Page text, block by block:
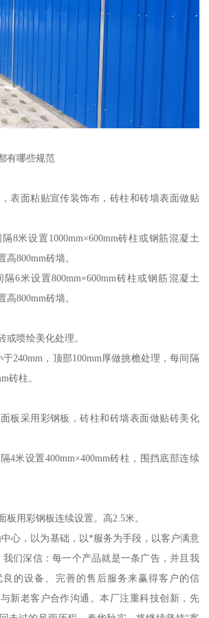
有哪些规范
表面粘贴宣传装饰布，砖柱和砖墙表面做贴
8米设置1000mm×600mm砖柱或钢筋混凝土
800mm砖墙。
6米设置800mm×600mm砖柱或钢筋混凝土
800mm砖墙。
或喷绘美化处理。
240mm，顶部100mm厚做挑檐处理，每间隔
砖柱。
板采用彩钢板，砖柱和砖墙表面做贴砖美化
4米设置400mm×400mm砖柱，围挡底部连续
板用彩钢板连续设置。高2.5米。
心，以为基础，以*服务为手段，以客户满意
我们深信：每一个产品就是一条广告，并且我
的设备、完善的售后服务来赢得客户的信
新老客户合作沟通。本厂注重科技创新，先